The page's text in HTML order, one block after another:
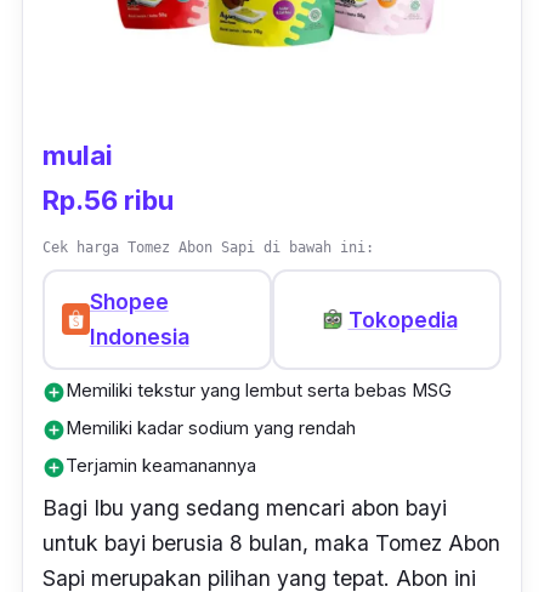
mulai
Rp.56 ribu
Cek harga Tomez Abon Sapi di bawah ini:
Shopee
Indonesia
Tokopedia
add_circleMemiliki tekstur yang lembut serta bebas MSG
add_circleMemiliki kadar sodium yang rendah
add_circleTerjamin keamanannya
Bagi Ibu yang sedang mencari abon bayi
untuk bayi berusia 8 bulan, maka Tomez Abon
Sapi merupakan pilihan yang tepat. Abon ini